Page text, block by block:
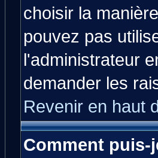
choisir la
pouvez pas
l'administrateur
demander les
Revenir en haut
Comment puis-